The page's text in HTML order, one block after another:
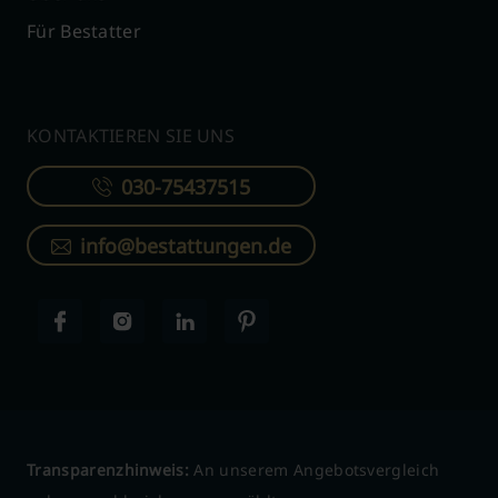
Für Bestatter
KONTAKTIEREN SIE UNS
030-75437515
info@bestattungen.de
Transparenzhinweis: An unserem Angebotsvergleich